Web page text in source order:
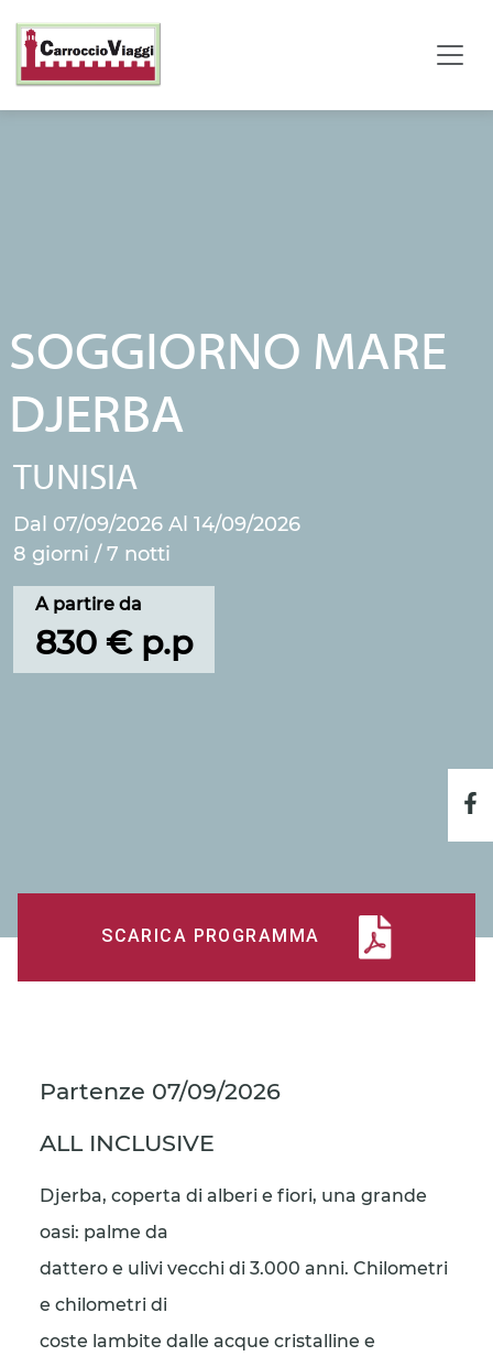
SOGGIORNO MARE
DJERBA
TUNISIA
Dal 07/09/2026 Al 14/09/2026
8 giorni / 7 notti
A partire da
830 € p.p
SCARICA PROGRAMMA
Partenze 07/09/2026
ALL INCLUSIVE
Djerba, coperta di alberi e fiori, una grande
oasi: palme da
dattero e ulivi vecchi di 3.000 anni. Chilometri
e chilometri di
coste lambite dalle acque cristalline e